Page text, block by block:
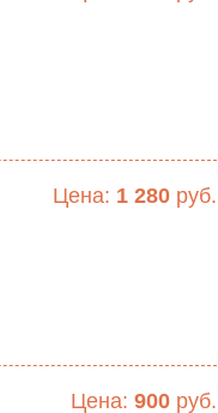
Цена: 1 280
Цена: 900